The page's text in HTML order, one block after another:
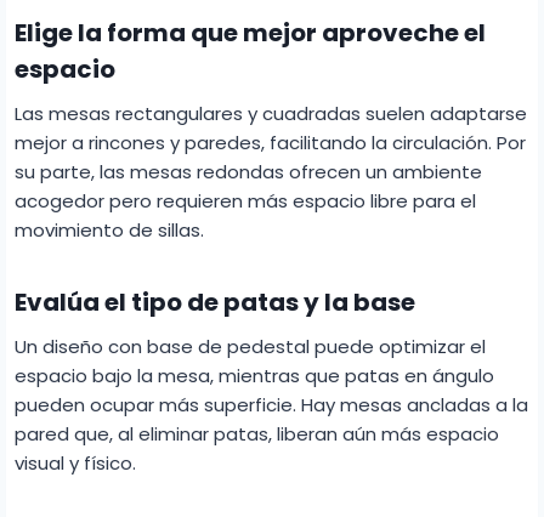
Elige la forma que mejor aproveche el
espacio
Las mesas rectangulares y cuadradas suelen adaptarse
mejor a rincones y paredes, facilitando la circulación. Por
su parte, las mesas redondas ofrecen un ambiente
acogedor pero requieren más espacio libre para el
movimiento de sillas.
Evalúa el tipo de patas y la base
Un diseño con base de pedestal puede optimizar el
espacio bajo la mesa, mientras que patas en ángulo
pueden ocupar más superficie. Hay mesas ancladas a la
pared que, al eliminar patas, liberan aún más espacio
visual y físico.